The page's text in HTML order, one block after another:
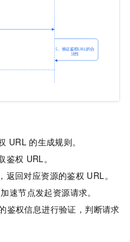
URL 的生成规则。
鉴权 URL。
返回对应资源的鉴权 URL。
加速节点发起资源请求。
鉴权信息进行验证，判断请求